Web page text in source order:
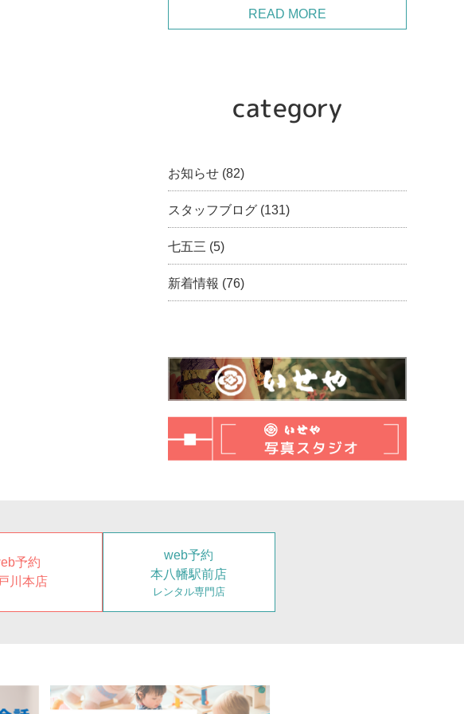
READ MORE
category
お知らせ (82)
スタッフブログ (131)
七五三 (5)
新着情報 (76)
予約
川本店
web予約
本八幡駅前店
レンタル専門店